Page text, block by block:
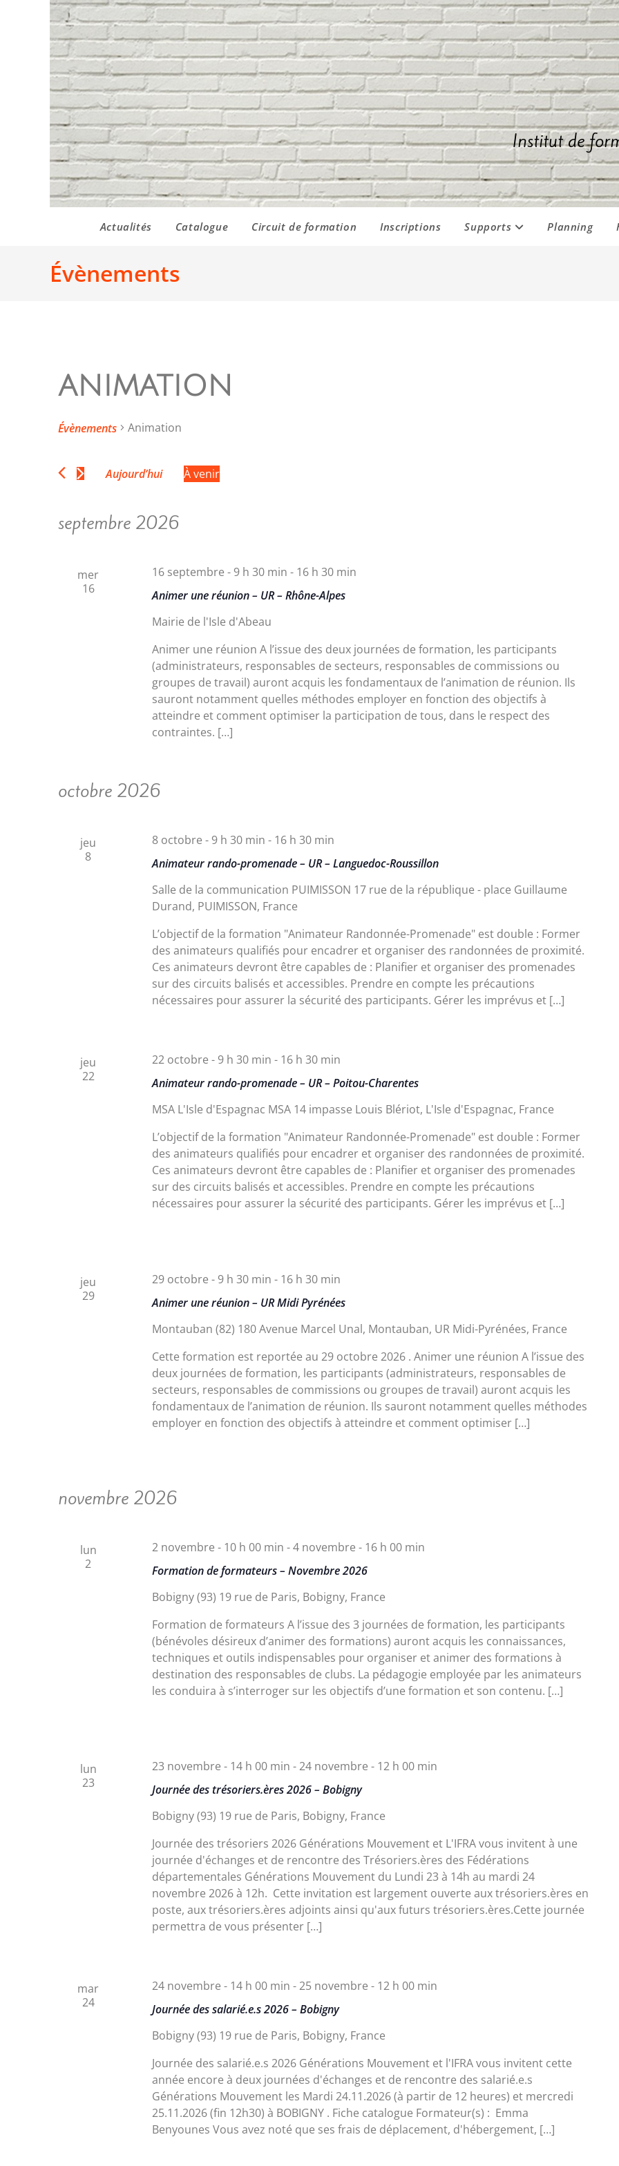
Institut de
Actualités Catalogue Circuit de formation Inscriptions Supports Planning
Évènements
ANIMATION
Évènements Animation
Aujourd’hui
À venir
t
i
n
e
z
u
n
e
d
septembre 2026
mer
16
Animer une réunion – UR – Rhône-Alpes
16 septembre - 9 h 30 min - 16 h 30 min
Mairie de l'Isle d'Abeau
Animer une réunion A l’issue des deux journées de formation, les participants
(administrateurs, responsables de secteurs, responsables de commissions ou
groupes de travail) auront acquis les fondamentaux de l’animation de réunion. Ils
sauront notamment quelles méthodes employer en fonction des objectifs à
atteindre et comment optimiser la participation de tous, dans le respect des
contraintes. […]
octobre 2026
jeu
8
Animateur rando-promenade – UR – Languedoc-Roussillon
8 octobre - 9 h 30 min - 16 h 30 min
Salle de la communication PUIMISSON 17 rue de la république - place Guillaume
Durand, PUIMISSON, France
L’objectif de la formation "Animateur Randonnée-Promenade" est double : Former
des animateurs qualifiés pour encadrer et organiser des randonnées de proximité.
Ces animateurs devront être capables de : Planifier et organiser des promenades
sur des circuits balisés et accessibles. Prendre en compte les précautions
nécessaires pour assurer la sécurité des participants. Gérer les imprévus et […]
jeu
22
Animateur rando-promenade – UR – Poitou-Charentes
22 octobre - 9 h 30 min - 16 h 30 min
MSA L'Isle d'Espagnac MSA 14 impasse Louis Blériot, L'Isle d'Espagnac, France
L’objectif de la formation "Animateur Randonnée-Promenade" est double : Former
des animateurs qualifiés pour encadrer et organiser des randonnées de proximité.
Ces animateurs devront être capables de : Planifier et organiser des promenades
sur des circuits balisés et accessibles. Prendre en compte les précautions
nécessaires pour assurer la sécurité des participants. Gérer les imprévus et […]
jeu
29
Animer une réunion – UR Midi Pyrénées
29 octobre - 9 h 30 min - 16 h 30 min
Montauban (82) 180 Avenue Marcel Unal, Montauban, UR Midi-Pyrénées, France
Cette formation est reportée au 29 octobre 2026 . Animer une réunion A l’issue des
deux journées de formation, les participants (administrateurs, responsables de
secteurs, responsables de commissions ou groupes de travail) auront acquis les
fondamentaux de l’animation de réunion. Ils sauront notamment quelles méthodes
employer en fonction des objectifs à atteindre et comment optimiser […]
novembre 2026
lun
2
Formation de formateurs – Novembre 2026
2 novembre - 10 h 00 min -4 novembre - 16 h 00 min
Bobigny (93) 19 rue de Paris, Bobigny, France
Formation de formateurs A l’issue des 3 journées de formation, les participants
(bénévoles désireux d’animer des formations) auront acquis les connaissances,
techniques et outils indispensables pour organiser et animer des formations à
destination des responsables de clubs. La pédagogie employée par les animateurs
les conduira à s’interroger sur les objectifs d’une formation et son contenu. […]
lun
23
Journée des trésoriers.ères 2026 – Bobigny
23 novembre - 14 h 00 min -24 novembre - 12 h 00 min
Bobigny (93) 19 rue de Paris, Bobigny, France
Journée des trésoriers 2026 Générations Mouvement et L'IFRA vous invitent à une
journée d'échanges et de rencontre des Trésoriers.ères des Fédérations
départementales Générations Mouvement du Lundi 23 à 14h au mardi 24
novembre 2026 à 12h. Cette invitation est largement ouverte aux trésoriers.ères en
poste, aux trésoriers.ères adjoints ainsi qu'aux futurs trésoriers.ères.Cette journée
permettra de vous présenter […]
mar
24
Journée des salarié.e.s 2026 – Bobigny
24 novembre - 14 h 00 min -25 novembre - 12 h 00 min
Bobigny (93) 19 rue de Paris, Bobigny, France
Journée des salarié.e.s 2026 Générations Mouvement et l'IFRA vous invitent cette
année encore à deux journées d'échanges et de rencontre des salarié.e.s
Générations Mouvement les Mardi 24.11.2026 (à partir de 12 heures) et mercredi
25.11.2026 (fin 12h30) à BOBIGNY . Fiche catalogue Formateur(s) : Emma
Benyounes Vous avez noté que ses frais de déplacement, d'hébergement, […]